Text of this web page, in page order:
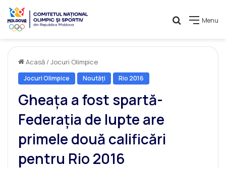
Menu
Caută
Acasă / Jocuri Olimpice
Jocuri Olimpice Noutăți Rio 2016
Gheața a fost spartă-
Federația de lupte are
primele două calificări
pentru Rio 2016